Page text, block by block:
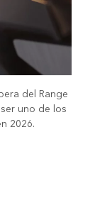
del Range
uno de los
2026.